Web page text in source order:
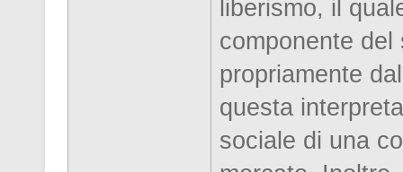
liberismo, il
componente
propriamente
questa
sociale di una